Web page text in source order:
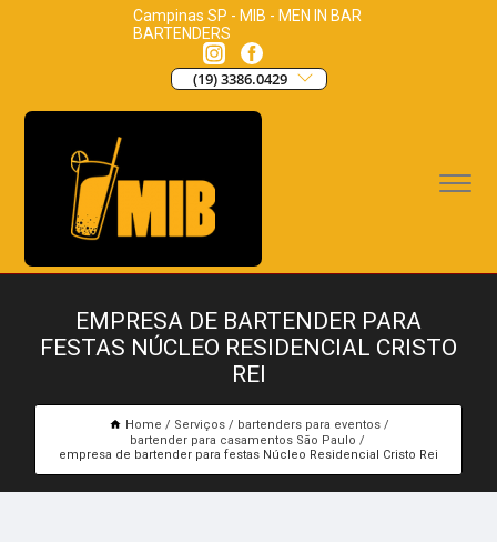
Campinas SP - MIB - MEN IN BAR
BARTENDERS
(19) 3386.0429
EMPRESA DE BARTENDER PARA
FESTAS NÚCLEO RESIDENCIAL CRISTO
REI
Home Serviços
bartenders para eventos
bartender para casamentos São Paulo
empresa de bartender para festas Núcleo Residencial Cristo Rei